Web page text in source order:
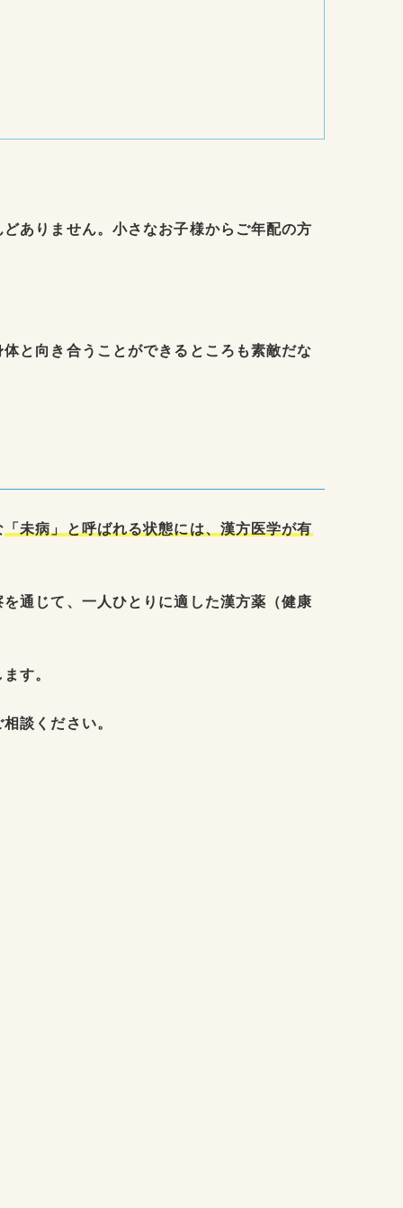
ありません。小さなお子様からご年配の方
と向き合うことができるところも素敵だな
「未病」と呼ばれる状態には、漢方医学が有
通じて、一人ひとりに適した漢方薬（健康
す。
談ください。